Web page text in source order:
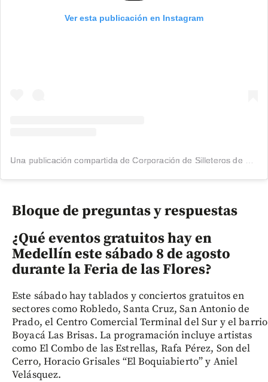
Ver esta publicación en Instagram
Bloque de preguntas y respuestas
¿Qué eventos gratuitos hay en
Medellín este sábado 8 de agosto
durante la Feria de las Flores?
Este sábado hay tablados y conciertos gratuitos en
sectores como Robledo, Santa Cruz, San Antonio de
Prado, el Centro Comercial Terminal del Sur y el barrio
Boyacá Las Brisas. La programación incluye artistas
como El Combo de las Estrellas, Rafa Pérez, Son del
Cerro, Horacio Grisales “El Boquiabierto” y Aniel
Velásquez.